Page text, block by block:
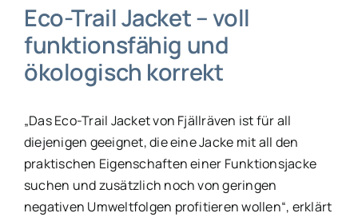
Eco-Trail Jacket – voll
funktionsfähig und
ökologisch korrekt
„Das Eco-Trail Jacket von Fjällräven ist für all
diejenigen geeignet, die eine Jacke mit all den
praktischen Eigenschaften einer Funktionsjacke
suchen und zusätzlich noch von geringen
negativen Umweltfolgen profitieren wollen“, erklärt